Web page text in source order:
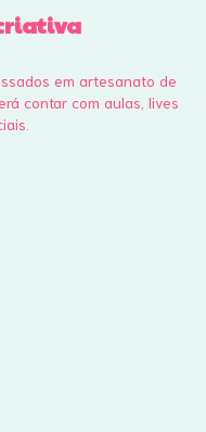
em artesanato de
contar com aulas, lives